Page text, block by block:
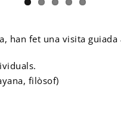
fet una visita
filòsof)